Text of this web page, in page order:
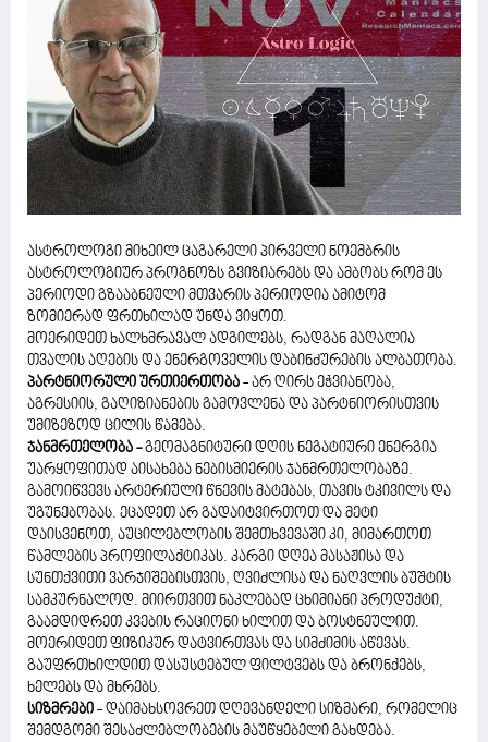
ასტროლოგი მიხეილ ცაგარელი პირველი ნოემბრის
ასტროლოგიურ პროგნოზს გვიზიარებს და ამბობს რომ ეს
პერიოდი გზააბნეული მთვარის პერიოდია ამიტომ
ზომიერად ფრთხილად უნდა ვიყოთ.
მოერიდეთ ხალხმრავალ ადგილებს, რადგან მაღალია
თვალის აღების და ენერგოველის დაბინძურების ალბათობა.
პარტნიორული ურთიერთობა - არ ღირს ეჭვიანობა,
აგრესიის, გაღიზიანების გამოვლენა და პარტნიორისთვის
უმიზეზოდ ცილის წამება.
ჯანმრთელობა -გეომაგნიტური დღის ნეგატიური ენერგია
უარყოფითად აისახება ნებისმიერის ჯანმრთელობაზე.
გამოიწვევს არტერიული წნევის მატებას, თავის ტკივილს და
უგუნებობას. ეცადეთ არ გადაიტვირთოთ და მეტი
დაისვენოთ, აუცილებლობის შემთხვევაში კი, მიმართოთ
წამლების პროფილაქტიკას. კარგი დღეა მასაჟისა და
სუნთქვითი ვარჯიშებისთვის, ღვიძლისა და ნაღვლის ბუშტის
სამკურნალოდ. მიირთვით ნაკლებად ცხიმიანი პროდუქტი,
გაამდიდრეთ კვების რაციონი ხილით და ბოსტნეულით.
მოერიდეთ ფიზიკურ დატვირთვას და სიმძიმის აწევას.
გაუფრთხილდით დასუსტებულ ფილტვებს და ბრონქებს,
ხელებს და მხრებს.
სიზმრები - დაიმახსოვრეთ დღევანდელი სიზმარი, რომელიც
შემდგომი შესაძლებლობების მაუწყებელი გახდება.